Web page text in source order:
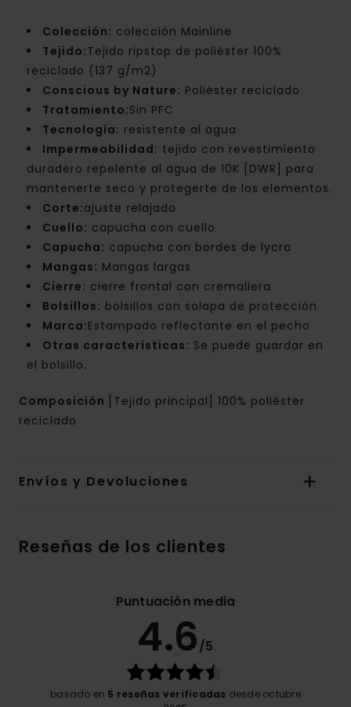
Colección: colección Mainline
Tejido:Tejido ripstop de poliéster 100%
reciclado (137 g/m2)
Conscious by Nature: Poliéster reciclado
Tratamiento:Sin PFC
Tecnología: resistente al agua
Impermeabilidad: tejido con revestimiento
duradero repelente al agua de 10K [DWR] para
mantenerte seco y protegerte de los elementos.
Corte:ajuste relajado
Cuello: capucha con cuello
Capucha: capucha con bordes de lycra
Mangas: Mangas largas
Cierre: cierre frontal con cremallera
Bolsillos: bolsillos con solapa de protección
Marca:Estampado reflectante en el pecho
Otras características: Se puede guardar en
el bolsillo.
Composición
[Tejido principal] 100% poliéster
reciclado
Envíos y Devoluciones
Reseñas de los clientes
Puntuación media
4.6/5
basado en 5 reseñas verificadas desde octubre